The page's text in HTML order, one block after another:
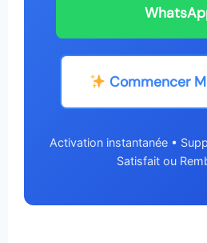
Commencer
Activation instantanée •
Satisfait ou